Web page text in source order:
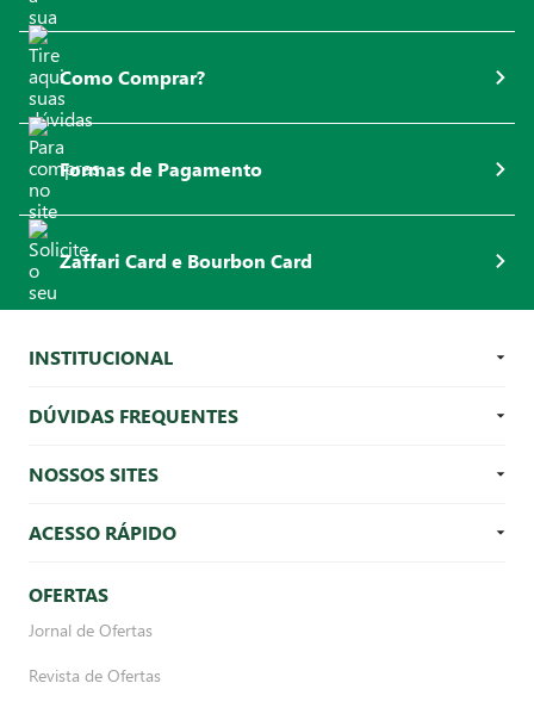
Como Comprar?
Formas de Pagamento
Zaffari Card e Bourbon Card
INSTITUCIONAL
DÚVIDAS FREQUENTES
NOSSOS SITES
ACESSO RÁPIDO
OFERTAS
Jornal de Ofertas
Revista de Ofertas